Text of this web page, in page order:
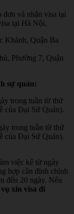
và nhận visa tại
tại Hà Nội.
Khánh, Quận Ba
Phường 7, Quận
sự quán:
trong tuần từ thứ
của Đại Sứ Quán).
trong tuần từ thứ
của Đại Sứ Quán).
việc kể từ ngày
hợp cần đính chính
đến 20 ngày. Nếu
xin visa đi